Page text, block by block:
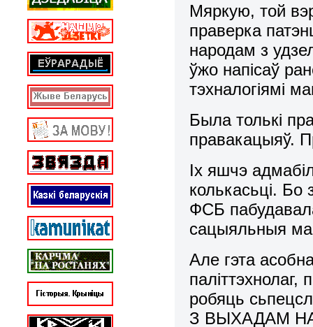
Мяркую, той
праверка
народам з
ўжо напісаў
тэхналогіямі
Была толькі
правакацыяў.
Іх яшчэ
колькасьці. Бо
ФСБ
сацыяльныя
Але гэта
робяць
З ВЫХАДАМ